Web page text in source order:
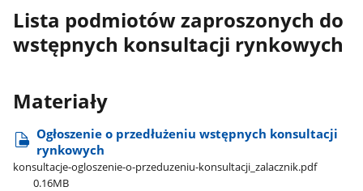
Lista podmiotów zaproszonych do
wstępnych konsultacji rynkowych
Materiały
Ogłoszenie o przedłużeniu wstępnych konsultacji
rynkowych
konsultacje-ogloszenie-o-przeduzeniu-konsultacji​_zalacznik.pdf
0.16MB